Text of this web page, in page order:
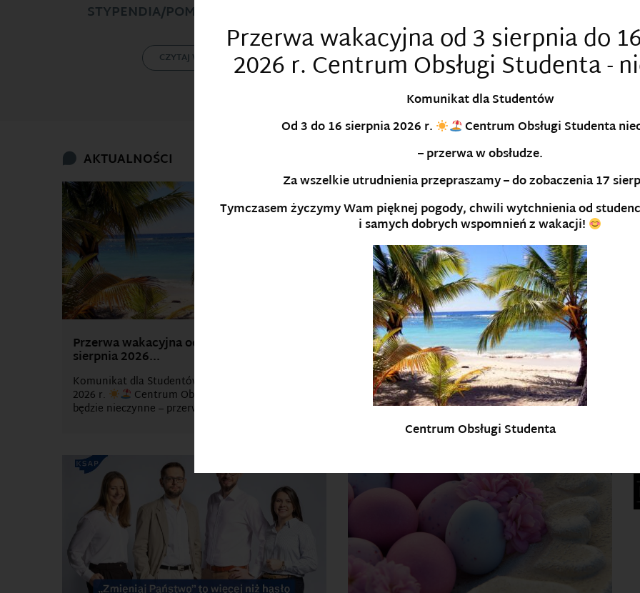
STYPENDIA/POMOC MATERIALNA
CZYTAJ WIĘCEJ CZYTAJ WIĘCEJ
AKTUALNOŚCI
Przerwa wakacyjna od 3 sierpnia do 16
sierpnia 2026...
Komunikat dla Studentów Od 3 do 16 sierpnia
2026 r. Centrum Obsługi Studenta
będzie nieczynne – przerwa w...
Startuje konkurs na najlepsze prace
licencjackie, inżynierskie i...
Twoja praca dyplomowa dotyczyła zagadnień
związanych ze zrównoważonym rozwojem lub
ochroną środowiska? W takim przypadku...
Przerwa wakacyjna od 3 sierpnia do
2026 r. Centrum Obsługi Studenta -
Komunikat dla Studentów
Od3 do 16 sierpnia 2026 r. Centrum Obsługi Studenta
– przerwa w obsłudze.
Za wszelkie utrudnienia przepraszamy – do zobaczenia17
Tymczasem życzymy Wam pięknej pogody, chwili wytchnienia od
i samych dobrych wspomnień z wakacji!
Centrum Obsługi Studenta